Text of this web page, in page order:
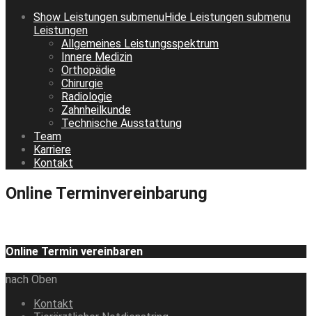
Show Leistungen submenuHide Leistungen submenu
Leistungen
Allgemeines Leistungsspektrum
Innere Medizin
Orthopädie
Chirurgie
Radiologie
Zahnheilkunde
Technische Ausstattung
Team
Karriere
Kontakt
Online Terminvereinbarung
Online Termin vereinbaren
nach Oben
Kontakt